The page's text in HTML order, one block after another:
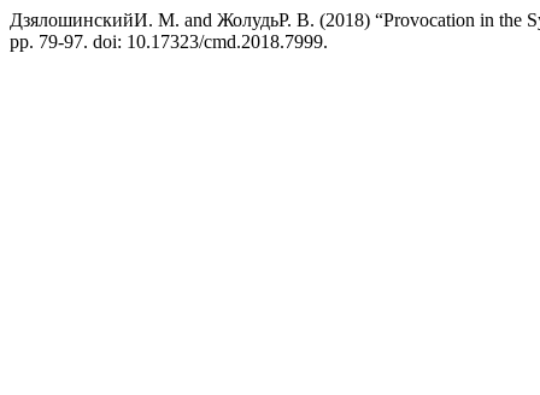
ДзялошинскийИ. М. and ЖолудьР. В. (2018) “Provocation in the
pp. 79-97. doi: 10.17323/cmd.2018.7999.